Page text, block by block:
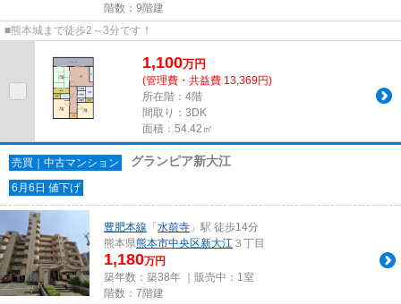
階数：9階建
■熊本城まで徒歩2～3分です！
1,100万円
(管理費・共益費 13,369円)
所在階：4階
間取り：3DK
面積：54.42㎡
売買｜中古マンション グランピア新大江
6月6日 値下げ
豊肥本線 「 水前寺 」駅 徒歩14分
熊本県熊本市中央区新大江 ３丁目
1,180万円
築年数：築38年 ｜販売中： 1室
階数：7階建